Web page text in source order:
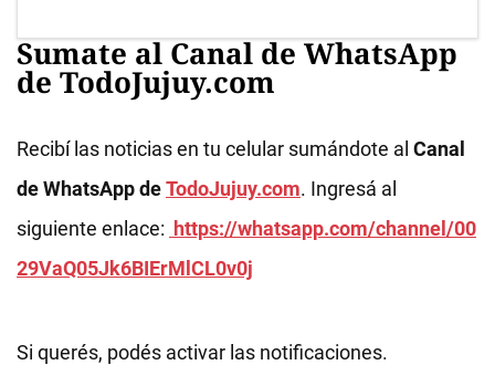
Sumate al Canal de WhatsApp
de TodoJujuy.com
Recibí las noticias en tu celular sumándote al Canal
de WhatsApp deTodoJujuy.com. Ingresá al
siguiente enlace: https://whatsapp.com/channel/00
29VaQ05Jk6BIErMlCL0v0j
Si querés, podés activar las notificaciones.